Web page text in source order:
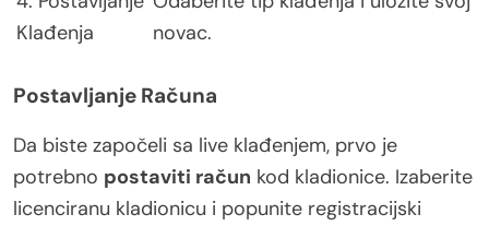
Klađenja
novac.
Postavljanje Računa
Da biste započeli sa live klađenjem, prvo je
potrebno postaviti račun kod kladionice. Izaberite
licenciranu kladionicu i popunite registracijski